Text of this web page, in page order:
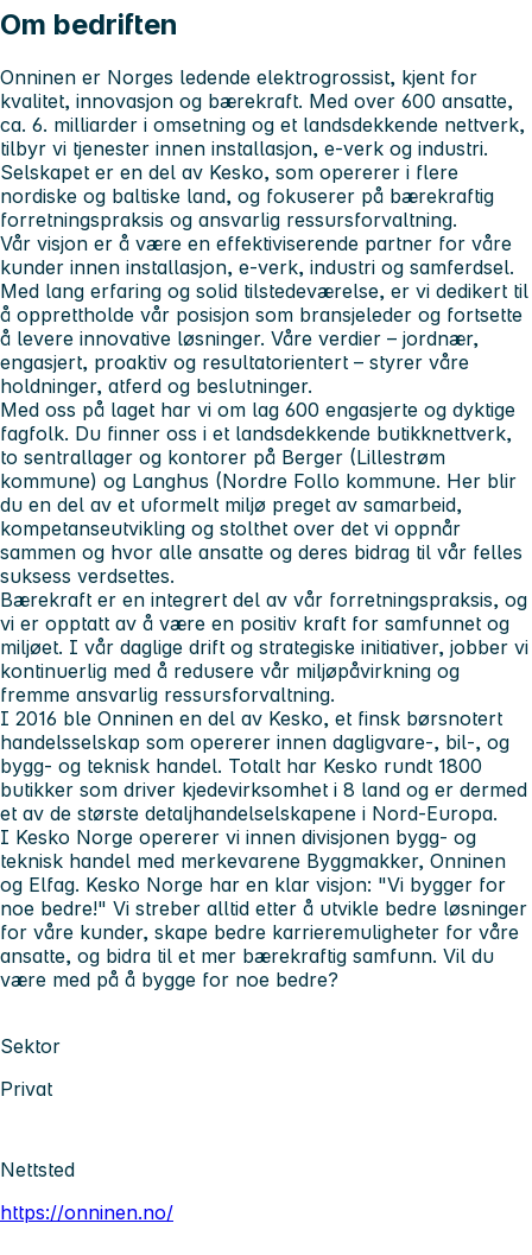
Om bedriften
Onninen er Norges ledende elektrogrossist, kjent for
kvalitet, innovasjon og bærekraft. Med over 600 ansatte,
ca. 6. milliarder i omsetning og et landsdekkende nettverk,
tilbyr vi tjenester innen installasjon, e-verk og industri.
Selskapet er en del av Kesko, som opererer i flere
nordiske og baltiske land, og fokuserer på bærekraftig
forretningspraksis og ansvarlig ressursforvaltning.
Vår visjon er å være en effektiviserende partner for våre
kunder innen installasjon, e-verk, industri og samferdsel.
Med lang erfaring og solid tilstedeværelse, er vi dedikert til
å opprettholde vår posisjon som bransjeleder og fortsette
å levere innovative løsninger. Våre verdier – jordnær,
engasjert, proaktiv og resultatorientert – styrer våre
holdninger, atferd og beslutninger.
Med oss på laget har vi om lag 600 engasjerte og dyktige
fagfolk. Du finner oss i et landsdekkende butikknettverk,
to sentrallager og kontorer på Berger (Lillestrøm
kommune) og Langhus (Nordre Follo kommune. Her blir
du en del av et uformelt miljø preget av samarbeid,
kompetanseutvikling og stolthet over det vi oppnår
sammen og hvor alle ansatte og deres bidrag til vår felles
suksess verdsettes.
Bærekraft er en integrert del av vår forretningspraksis, og
vi er opptatt av å være en positiv kraft for samfunnet og
miljøet. I vår daglige drift og strategiske initiativer, jobber vi
kontinuerlig med å redusere vår miljøpåvirkning og
fremme ansvarlig ressursforvaltning.
I 2016 ble Onninen en del av Kesko, et finsk børsnotert
handelsselskap som opererer innen dagligvare-, bil-, og
bygg- og teknisk handel. Totalt har Kesko rundt 1800
butikker som driver kjedevirksomhet i 8 land og er dermed
et av de største detaljhandelselskapene i Nord-Europa.
I Kesko Norge opererer vi innen divisjonen bygg- og
teknisk handel med merkevarene Byggmakker, Onninen
og Elfag. Kesko Norge har en klar visjon: "Vi bygger for
noe bedre!" Vi streber alltid etter å utvikle bedre løsninger
for våre kunder, skape bedre karrieremuligheter for våre
ansatte, og bidra til et mer bærekraftig samfunn. Vil du
være med på å bygge for noe bedre?
Sektor
Privat
Nettsted
https://onninen.no/